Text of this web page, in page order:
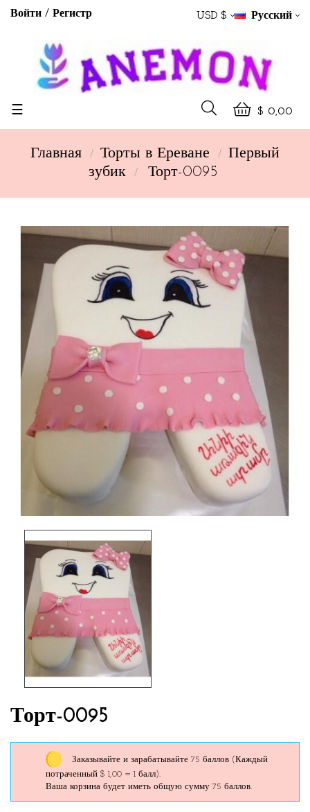
Войти Регистр USD $ Русский
$ 0,00
Toggle
☰
Главная Торты в Ереване
Первый
зубик
Торт-0095
Торт-0095
Заказывайте и зарабатывайте 75 баллов (Каждый
потраченный $ 1,00 = 1 балл).
Ваша корзина будет иметь общую сумму 75 баллов.